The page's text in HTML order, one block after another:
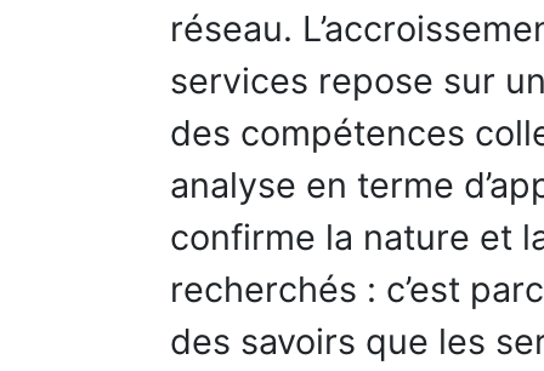
réseau.
services repose sur
des compétences
analyse en terme
confirme la nature et
recherchés : c’est
des savoirs que les